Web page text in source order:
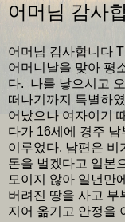
어머님 감사
어머님 감사합니다
어머니날을 맞아 평
다. 나를 낳으시고
떠나기까지 특별하
어났으나 여자이기
다가 16세에 경주
이루었다. 남편은 비
돈을 벌겠다고 일본
모이지 않아 일년만
버려진 땅을 사고 부
지어 옮기고 안정을